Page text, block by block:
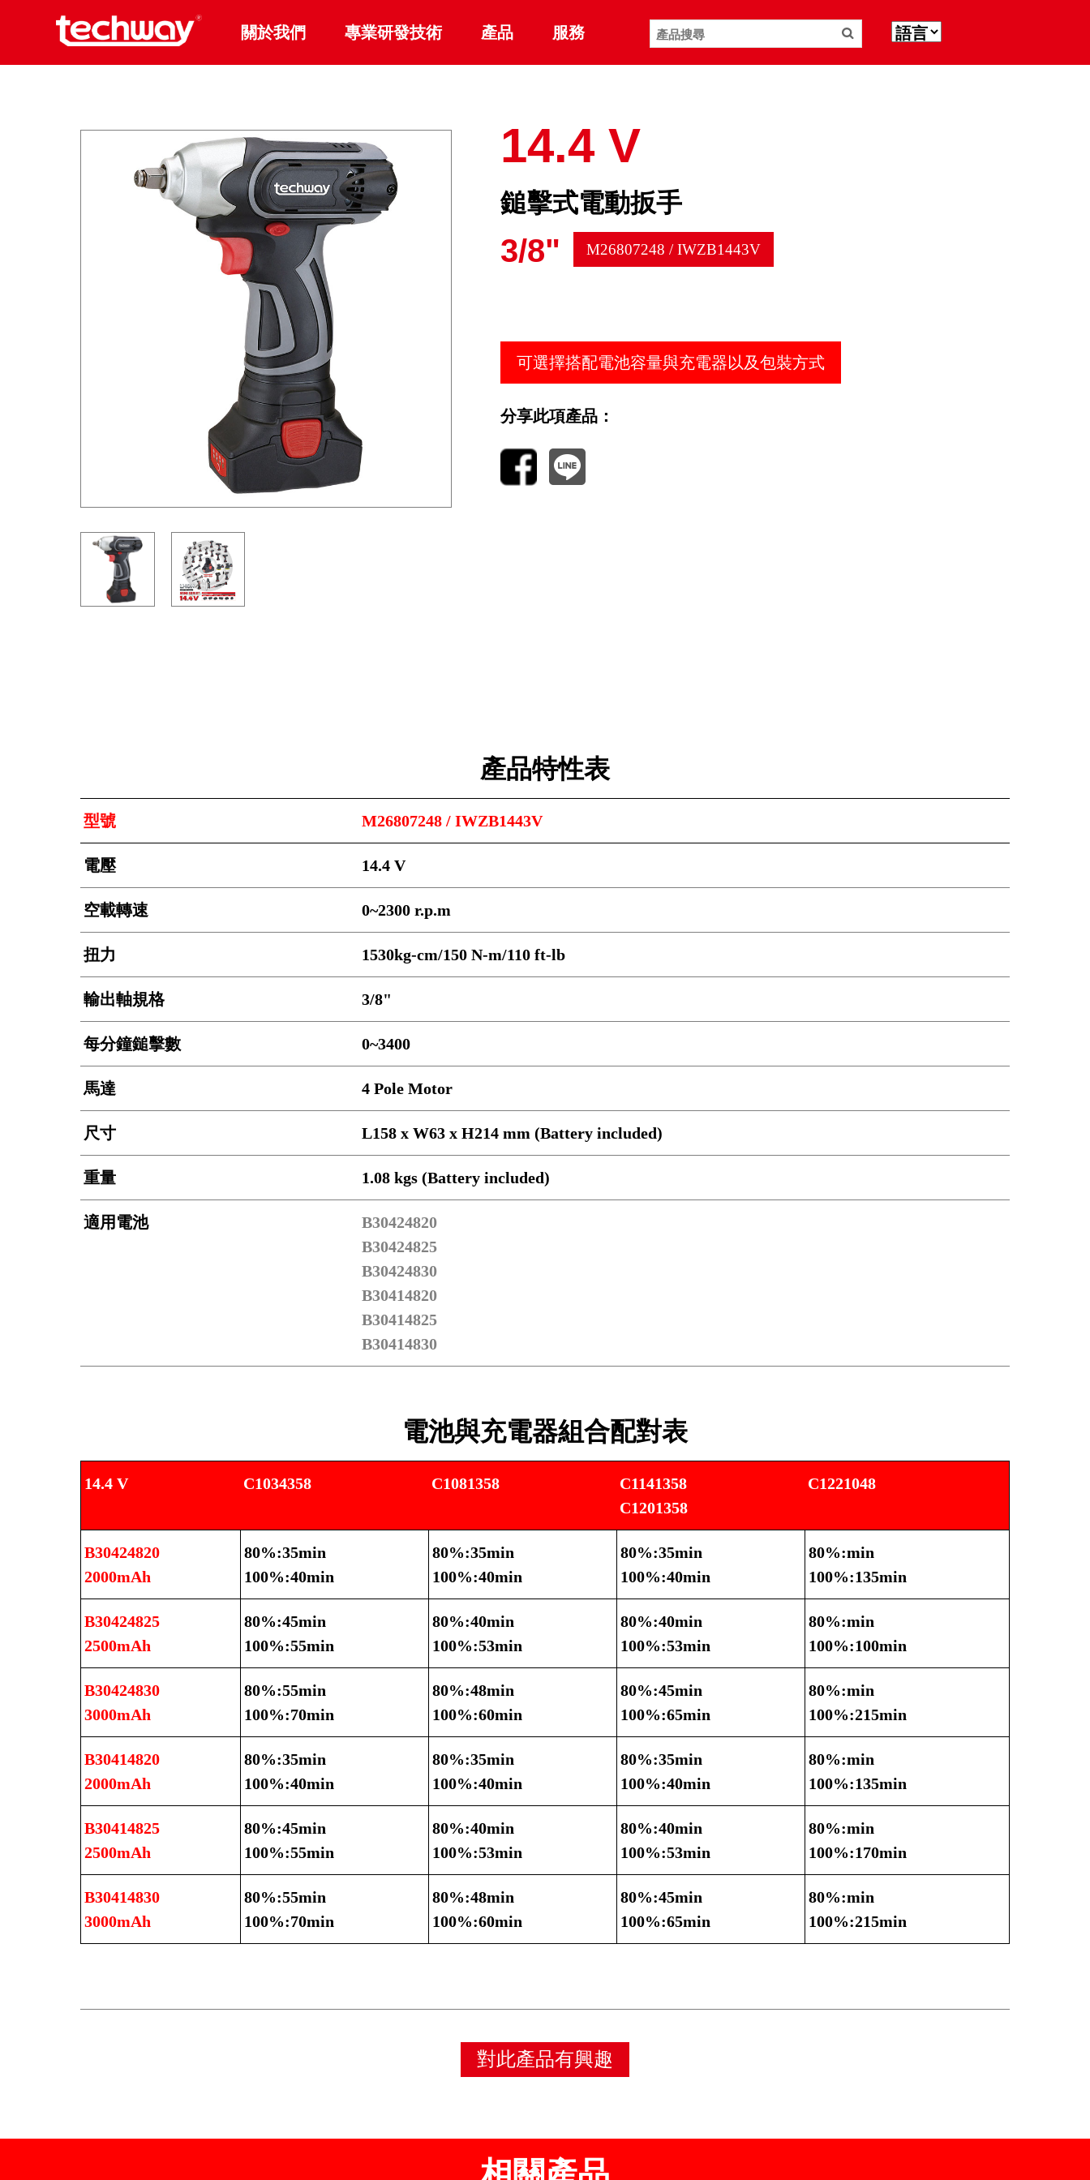
關於我們 專業研發技術 產品 服務
14.4 V
鎚擊式電動扳手
3/8" M26807248 / IWZB1443V
可選擇搭配電池容量與充電器以及包裝方式
分享此項產品：
產品特性表
型號 M26807248 / IWZB1443V
電壓 14.4 V
空載轉速 0~2300 r.p.m
扭力 1530kg-cm/150 N-m/110 ft-lb
輸出軸規格 3/8"
每分鐘鎚擊數 0~3400
馬達 4 Pole Motor
尺寸 L158 x W63 x H214 mm (Battery included)
重量 1.08 kgs (Battery included)
適用電池
B30424820
B30424825
B30424830
B30414820
B30414825
B30414830
電池與充電器組合配對表
14.4 V C1034358 C1081358
C1141358
C1201358
C1221048
B30424820
2000mAh
80%:35min
100%:40min
80%:35min
100%:40min
80%:35min
100%:40min
80%:min
100%:135min
B30424825
2500mAh
80%:45min
100%:55min
80%:40min
100%:53min
80%:40min
100%:53min
80%:min
100%:100min
B30424830
3000mAh
80%:55min
100%:70min
80%:48min
100%:60min
80%:45min
100%:65min
80%:min
100%:215min
B30414820
2000mAh
80%:35min
100%:40min
80%:35min
100%:40min
80%:35min
100%:40min
80%:min
100%:135min
B30414825
2500mAh
80%:45min
100%:55min
80%:40min
100%:53min
80%:40min
100%:53min
80%:min
100%:170min
B30414830
3000mAh
80%:55min
100%:70min
80%:48min
100%:60min
80%:45min
100%:65min
80%:min
100%:215min
對此產品有興趣